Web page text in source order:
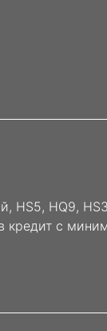
HS5, HQ9,
кредит с